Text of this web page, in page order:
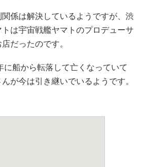
係は解決しているようですが、渋
は宇宙戦艦ヤマトのプロデューサ
だったのです。
に船から転落して亡くなっていて
が今は引き継いでいるようです。